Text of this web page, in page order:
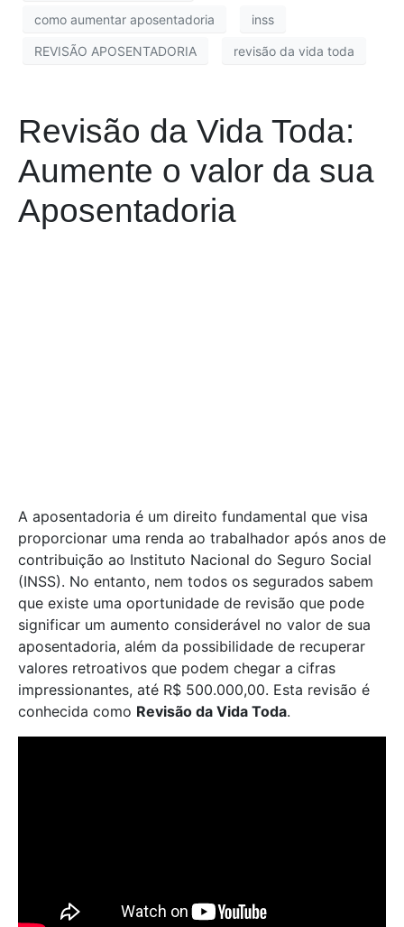
como aumentar aposentadoria inss
REVISÃO APOSENTADORIA revisão da vida toda
Revisão da Vida Toda:
Aumente o valor da sua
Aposentadoria
A aposentadoria é um direito fundamental que visa
proporcionar uma renda ao trabalhador após anos de
contribuição ao Instituto Nacional do Seguro Social
(INSS). No entanto, nem todos os segurados sabem
que existe uma oportunidade de revisão que pode
significar um aumento considerável no valor de sua
aposentadoria, além da possibilidade de recuperar
valores retroativos que podem chegar a cifras
impressionantes, até R$ 500.000,00. Esta revisão é
conhecida como Revisão da Vida Toda.